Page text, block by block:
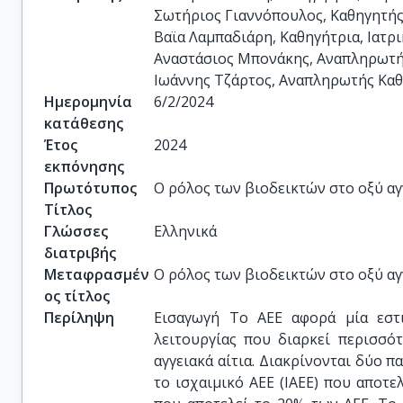
Σωτήριος Γιαννόπουλος,
Βαϊα Λαμπαδιάρη, Καθηγήτρια,
Αναστάσιος Μπονάκης,
Ιωάννης Τζάρτος, Αναπληρωτής
Ημερομηνία
κατάθεσης
6/2/2024
Έτος
εκπόνησης
2024
Πρωτότυπος
Τίτλος
Ο ρόλος των βιοδεικτών στο οξύ
Γλώσσες
διατριβής
Ελληνικά
Μεταφρασμέν
ος τίτλος
Ο ρόλος των βιοδεικτών στο οξύ
Περίληψη Εισαγωγή To ΑΕΕ αφορά μία εστιακή ή γενικευμένη διαταραχή της εγκεφαλικής λειτουργίας που διαρκεί περισσότερο από 24 ώρες και οφείλεται αποκλειστικά σε αγγειακά αίτια. Διακρίνονται δύο παθολογικοί τύποι σύμφωνα με την αιτιοπαθογένεια: το ισχαιμικό ΑΕΕ (ΙΑΕΕ) που αποτελεί το 80% των ΑΕΕ και το αιμορραγικό ΑΕΕ (ΑΑΕΕ) που αποτελεί το 20% των ΑΕΕ. Το σημαντικότερα ορόσημα στη διαχείριση των ΑΕΕ είναι η διαφορική διάγνωση μεταξύ ισχαιμίας, αιμορραγίας και ΜΑΕΕ, η εφαρμογή των θεραπειών επαναιμάτωσης στην οξεία φάση στην περίπτωση των ΙΑΕΕ και η άμεση διαχείριση των ΑΑΕΕ, η πρόγνωση και οι θεραπευτικές στρατηγικές για τη δευτερογενή πρόληψη. Ωστόσο τα μέσα που διατίθενται προκειμένου να επιτευχθούν οι στόχοι δεν είναι διαθέσιμα σε όλες τις γεωγραφικές περιοχές ή/και όλο το 24ωρο 7 ημέρες/εβδομάδα. Αναγνωρίζεται συνεπώς η αναγκαιότητα της έγκαιρης και σωστής διάγνωσης προκειμένου να εφαρμοστούν τα ανάλογα πρωτόκολλα διαχείρισης και θεραπείας στην εκάστοτε περίπτωση. Μια εναλλακτική προσέγγιση στη διαφορική διάγνωση και την πρόγνωση του οξέος εγκεφαλικού μπορεί να επιτευχθεί μέσω μεταβλητών ουσιών του αίματος, τους λεγόμενους «βιοδείκτες», οι οποίες φαίνεται να μπορούν να αποδώσουν την αντίδραση του οργανισμού στη βλάβη που προκαλείται από τους διαφορετικούς τύπους εγκεφαλικού σε διαφορετικές χρονικές μετρήσεις. Ειδικοί βιοδείκτες θα πρέπει να διαφοροποιήσουν το ΙΑΕΕ από το ΑΑΕΕ και τους ΜΑΕΕ, να αναγνωρίσουν την απόφραξη μεγάλων αγγείων, να προβλέψουν τον χρόνο έναρξης του ΑΕΕ και να δώσουν στοιχεία για την εξέλιξη και την πρόγνωσή του. Κατ’αυτόν τον τρόπο, σε μέρη όπου τα τεχνολογικά μέσα δεν είναι διαθέσιμα, αλλά και σε αυτά όπου είναι, θα επισπευσθεί η διάγνωση, θα αυξηθεί η καταλληλόλητα για θεραπείες επαναιμάτωσης και θα γίνει άμεση έναρξη θεραπειών επιθετικής αντιμετώπισης, όπως για παράδειγμα ρύθμιση της αρτηριακής πίεσης σε ΕΑ. Συνολικά, θα δοθεί η δυνατότητα θεραπείας μεγαλύτερου μέρους του πληθυσμού, επιτυγχάνοντας τη βέλτιστη διαχείριση των ΑΕΕ στην οξεία φάση. Ο βασικός σκοπός της παρούσας διατριβής ήταν να είναι να διερευνήσει την μεταβολή των επιπέδων των βιοδεικτών στην οξεία και υποξεία φάση του αγγειακού εγκεφαλικού επεισοδίου (ΑΕΕ) και να τη συσχετίσει με τη διαφορική διάγνωση μεταξύ ΙΑΕΕ, ΕΑ και ΜΑΕΕ, με τους παράγοντες κινδύνου του ΑΕΕ και τη πρόγνωση. Επιπλέον μέσα από δύο συστηματικές ανασκοπήσεις θελήσαμε να δείξουμε τη σπουδαιότητα αυτού του τρόπου προσέγγισης του ΑΕΕ ο οποίος συγκρινόμενες με άλλους είναι ευκολότερος, οικονομικότερος και δύναται να πραγματοποιηθεί παντού τονίζοντας έτσι την αναγκαιότητα εφαρμογής του. Μέθοδοι Κάναμε μια συστηματική ανασκόπηση της βιβλιογραφίας θέλοντας να δείξουμε τους φλεγμονώδεις μηχανισμούς που εμπλέκονται στη παθοφυσιολογία του ΑΕΕ, καθώς και το ρόλο της CRP στην οξεία φάση του ΙΑΕΕ και ΑΑΕΕ. Κατόπιν αξιολογήσαμε ασθενείς με οξύ ΙΑΕΕ που νοσηλεύθηκαν στη Β’ Νευρολογική Κλινική του ΕΚΠΑ στο Πανεπιστημιακό Γενικό Νοσοκομείο «Αττικόν» κατά την διάρκεια 3 ετών (Φεβρουάριος 2013 – Ιανουάριος 2016). Θέλαμε να δείξουμε το συσχετισμό των επιπέδων της CRP με τη βαρύτητα του ΙΑΕΕ και το ρόλο της σαν προγνωστικό παράγοντα για το ΙΑΕΕ. Μελετήσαμε το ρόλο της ινώδους όξινης πρωτεΐνης της γλοίας (GFAP) στη διαφορική διάγνωση της EA. Κατόπιν αξιολογήσαμε ασθενείς που προσήλθαν στο τμήμα επειγόντων περιστατικών ενός τριτοταγούς νοσοκομείου (ΚΑΤ) κατά τη διάρκεια 3 ετών (Ιανουάριος 2013 – Δεκέμβριος 2015), και εξαιρέσαμε ασθενείς με συμπτώματα >6 ώρες ή προηγούμενο ΑΕΕ, κρανιοεγκεφαλική κάκωση ή εγκεφαλικό όγκο. Θελήσαμε να εκτιμήσουμε προοπτικά τη διαγνωστική ακρίβεια της GFAP στη διαφορική διάγνωση της ΕΑ από το ΙΑΕΕ και άλλων οξέων νευρολογικών διαταραχών. Μελετήσαμε τα επίπεδα της βασπίνης και ομεντίνης κατά την πρώιμη φάση του ΙΑΕΕ σε ασθενείς με συμπτώματα εντός 24 ωρών που προσήλθαν στο Τμήμα Επειγόντων Περιστατικών (ΤΕΠ) της Β’ Νευρολογικής Κλινικής του ΕΚΠΑ στο Πανεπιστημιακό Γενικό Νοσοκομείο «Αττικόν» για δύο έτη (Ιανουάριος 2018 – Δεκέμβριος